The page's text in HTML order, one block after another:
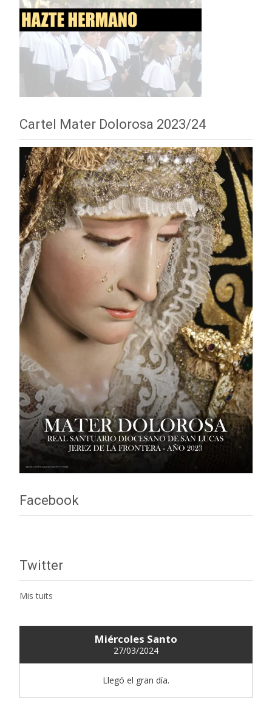
Cartel Mater Dolorosa 2023/24
Facebook
Twitter
Mis tuits
Miércoles Santo
27/03/2024
Llegó el gran día.